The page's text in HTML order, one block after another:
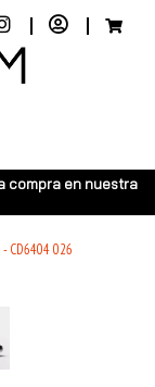
compra en nuestra
CD6404 026